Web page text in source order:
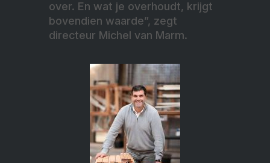
over. En wat je overhoudt, krijgt
bovendien waarde”, zegt
directeur Michel van Marm.